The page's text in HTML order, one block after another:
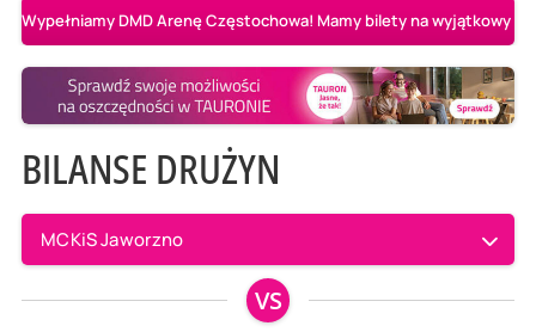
Wypełniamy DMD Arenę Częstochowa! Mamy bilety na wyjątkowy
BILANSE DRUŻYN
MCKiS Jaworzno
VS